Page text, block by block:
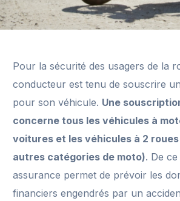
Pour la sécurité des usagers de la
conducteur est tenu de souscrire
pour son véhicule. Une
concerne tous les véhicules à
voitures et les véhicules à 2
autres catégories de moto). De
assurance permet de prévoir les
financiers engendrés par un